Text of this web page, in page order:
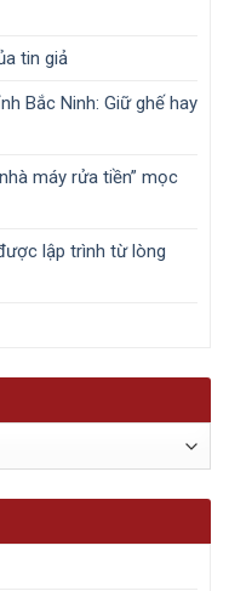
tin giả
Bắc Ninh: Giữ ghế hay
máy rửa tiền” mọc
lập trình từ lòng